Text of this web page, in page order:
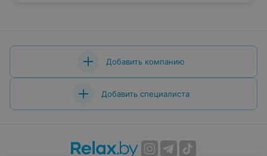
Добавить компанию
Добавить специалиста